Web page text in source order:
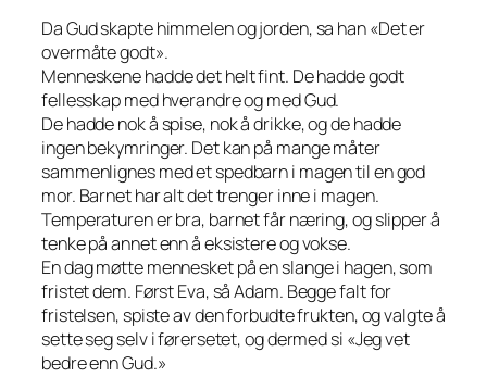
Da Gud skapte himmelen og jorden, sa han «Det er
overmåte godt».
Menneskene hadde det helt fint. De hadde godt
fellesskap med hverandre og med Gud.
De hadde nok å spise, nok å drikke, og de hadde
ingen bekymringer. Det kan på mange måter
sammenlignes med et spedbarn i magen til en god
mor. Barnet har alt det trenger inne i magen.
Temperaturen er bra, barnet får næring, og slipper å
tenke på annet enn å eksistere og vokse.
En dag møtte mennesket på en slange i hagen, som
fristet dem. Først Eva, så Adam. Begge falt for
fristelsen, spiste av den forbudte frukten, og valgte å
sette seg selv i førersetet, og dermed si «Jeg vet
bedre enn Gud.»